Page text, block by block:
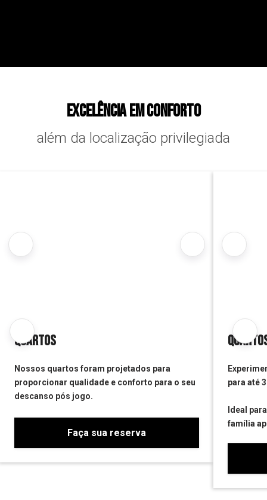
Excelência em conforto
além da localização privilegiada
Quartos
Nossos quartos foram projetados para
proporcionar qualidade e conforto para o seu
descanso pós jogo.
Faça sua reserva
para até
Ideal
família